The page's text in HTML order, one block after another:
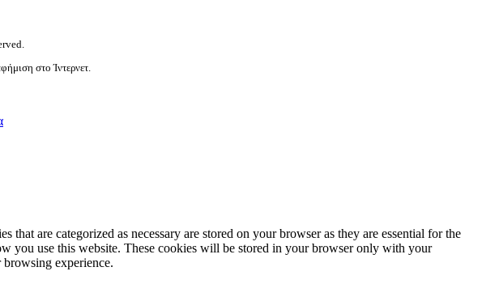
στο Ίντερνετ.
are categorized as necessary are stored on your browser as they are essential for the
you use this website. These cookies will be stored in your browser only with your
experience.